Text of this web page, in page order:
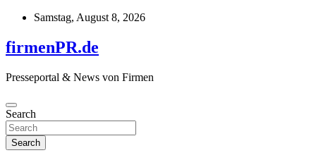
Skip
content
Samstag, August 8, 2026
firmenPR.de
Presseportal & News von Firmen
Search
Search